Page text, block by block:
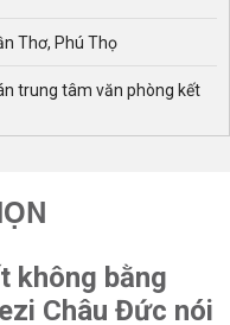
Thơ, Phú Thọ
trung tâm văn phòng kết
không bằng
Châu Đức nói